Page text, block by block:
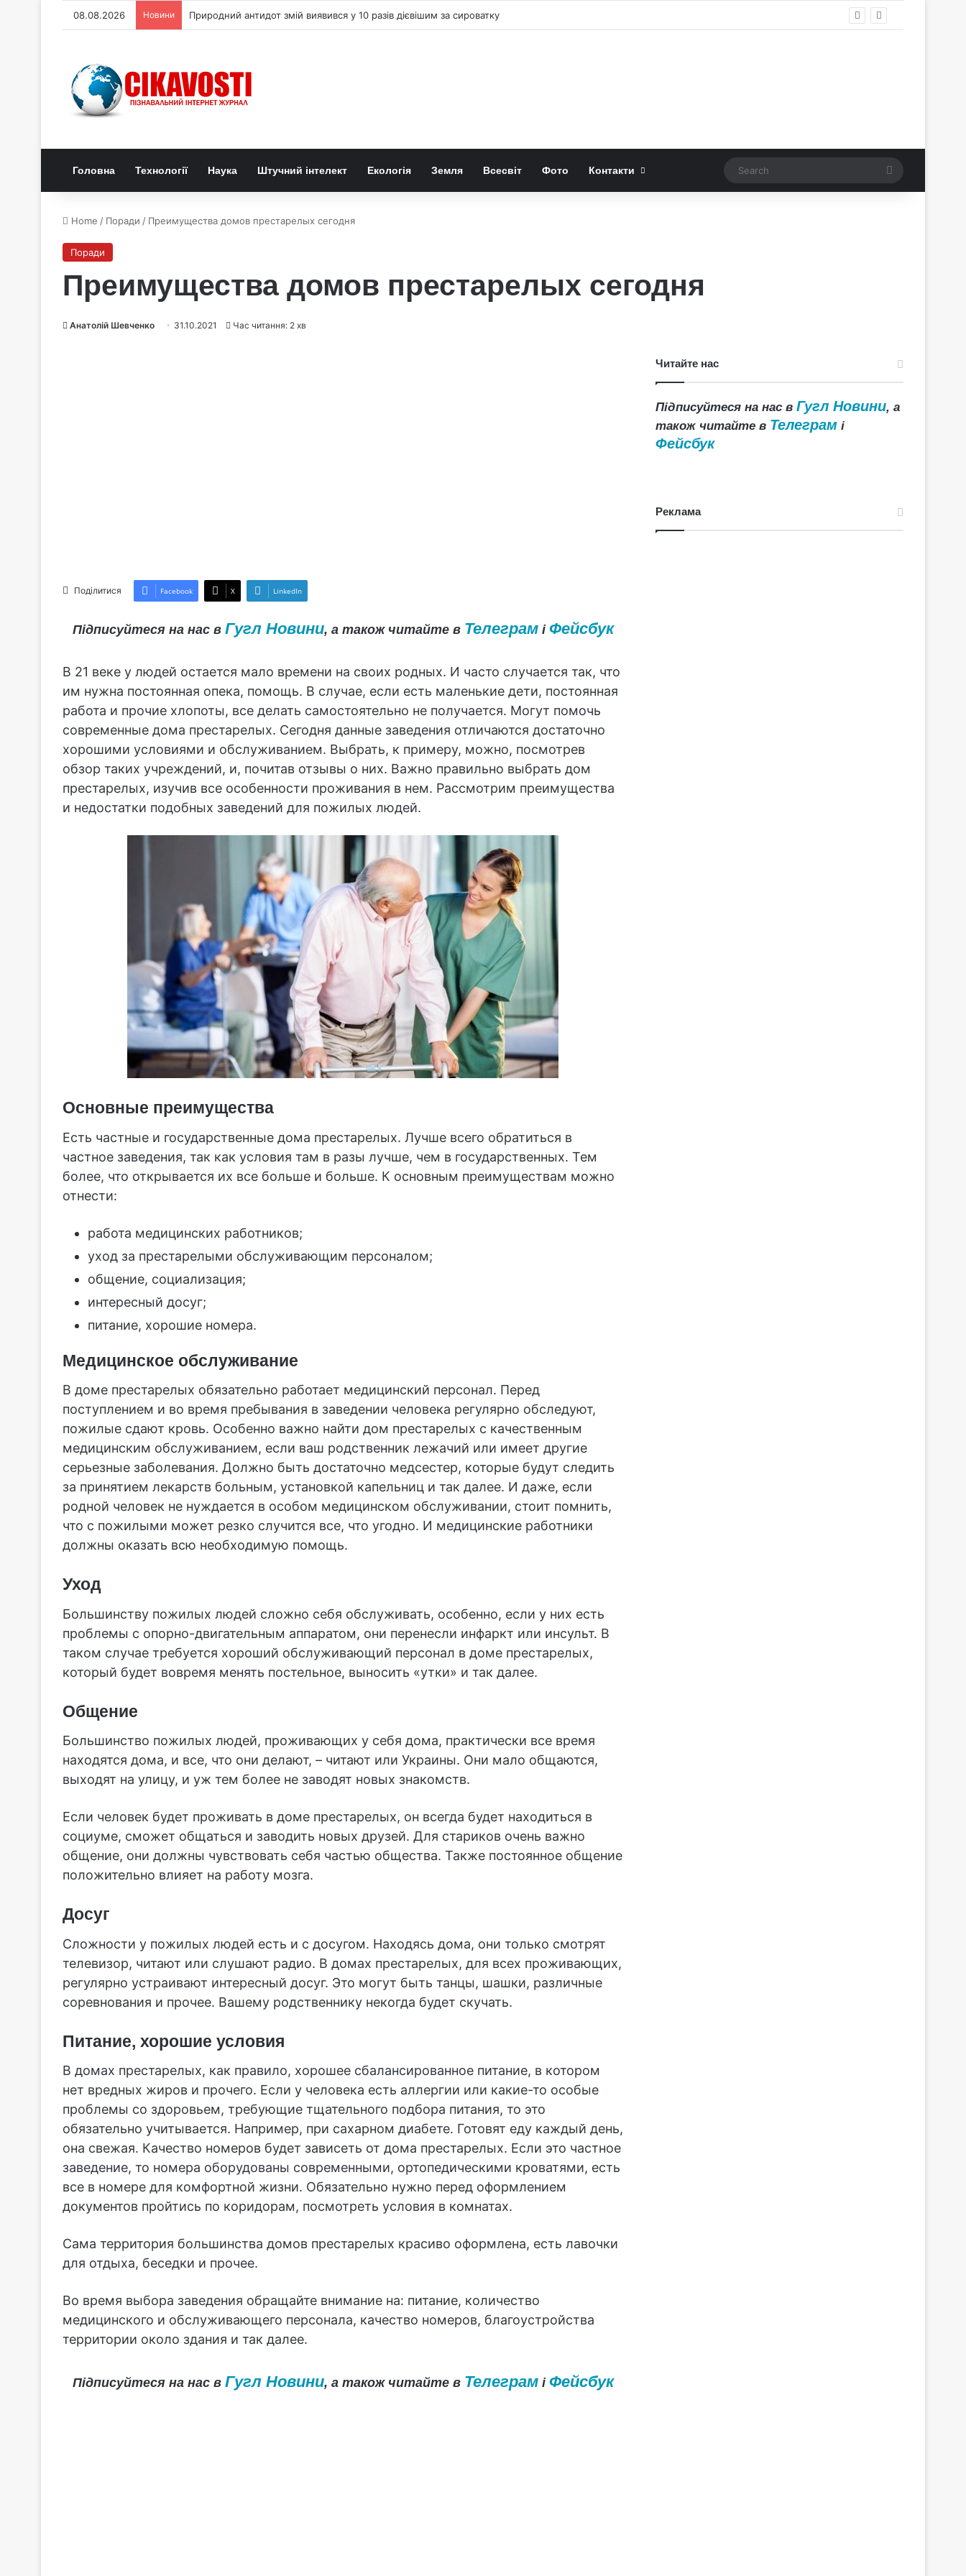
08.08.2026 Новини Природний антидот змій виявився у 10 разів дієвішим за сироватку
Головна Технології Наука Штучний інтелект Екологія Земля Всесвіт Фото Контакти Search
Home / Поради / Преимущества домов престарелых сегодня
Поради
Преимущества домов престарелых сегодня
Анатолій Шевченко 31.10.2021 Час читання: 2 хв
Поділитися Facebook X LinkedIn
Підписуйтеся на нас в Гугл Новини, а також читайте в Телеграмі Фейсбук
В 21 веке у людей остается мало времени на своих родных. И часто случается так, что
им нужна постоянная опека, помощь. В случае, если есть маленькие дети, постоянная
работа и прочие хлопоты, все делать самостоятельно не получается. Могут помочь
современные дома престарелых. Сегодня данные заведения отличаются достаточно
хорошими условиями и обслуживанием. Выбрать, к примеру, можно, посмотрев
обзор таких учреждений, и, почитав отзывы о них. Важно правильно выбрать дом
престарелых, изучив все особенности проживания в нем. Рассмотрим преимущества
и недостатки подобных заведений для пожилых людей.
Основные преимущества
Есть частные и государственные дома престарелых. Лучше всего обратиться в
частное заведения, так как условия там в разы лучше, чем в государственных. Тем
более, что открывается их все больше и больше. К основным преимуществам можно
отнести:
работа медицинских работников;
уход за престарелыми обслуживающим персоналом;
общение, социализация;
интересный досуг;
питание, хорошие номера.
Медицинское обслуживание
В доме престарелых обязательно работает медицинский персонал. Перед
поступлением и во время пребывания в заведении человека регулярно обследуют,
пожилые сдают кровь. Особенно важно найти дом престарелых с качественным
медицинским обслуживанием, если ваш родственник лежачий или имеет другие
серьезные заболевания. Должно быть достаточно медсестер, которые будут следить
за принятием лекарств больным, установкой капельниц и так далее. И даже, если
родной человек не нуждается в особом медицинском обслуживании, стоит помнить,
что с пожилыми может резко случится все, что угодно. И медицинские работники
должны оказать всю необходимую помощь.
Уход
Большинству пожилых людей сложно себя обслуживать, особенно, если у них есть
проблемы с опорно-двигательным аппаратом, они перенесли инфаркт или инсульт. В
таком случае требуется хороший обслуживающий персонал в доме престарелых,
который будет вовремя менять постельное, выносить «утки» и так далее.
Общение
Большинство пожилых людей, проживающих у себя дома, практически все время
находятся дома, и все, что они делают, – читают или Украины. Они мало общаются,
выходят на улицу, и уж тем более не заводят новых знакомств.
Если человек будет проживать в доме престарелых, он всегда будет находиться в
социуме, сможет общаться и заводить новых друзей. Для стариков очень важно
общение, они должны чувствовать себя частью общества. Также постоянное общение
положительно влияет на работу мозга.
Досуг
Сложности у пожилых людей есть и с досугом. Находясь дома, они только смотрят
телевизор, читают или слушают радио. В домах престарелых, для всех проживающих,
регулярно устраивают интересный досуг. Это могут быть танцы, шашки, различные
соревнования и прочее. Вашему родственнику некогда будет скучать.
Питание, хорошие условия
В домах престарелых, как правило, хорошее сбалансированное питание, в котором
нет вредных жиров и прочего. Если у человека есть аллергии или какие-то особые
проблемы со здоровьем, требующие тщательного подбора питания, то это
обязательно учитывается. Например, при сахарном диабете. Готовят еду каждый день,
она свежая. Качество номеров будет зависеть от дома престарелых. Если это частное
заведение, то номера оборудованы современными, ортопедическими кроватями, есть
все в номере для комфортной жизни. Обязательно нужно перед оформлением
документов пройтись по коридорам, посмотреть условия в комнатах.
Сама территория большинства домов престарелых красиво оформлена, есть лавочки
для отдыха, беседки и прочее.
Во время выбора заведения обращайте внимание на: питание, количество
медицинского и обслуживающего персонала, качество номеров, благоустройства
территории около здания и так далее.
Підписуйтеся на нас в Гугл Новини, а також читайте в Телеграмі Фейсбук
Читайте нас
Підписуйтеся на нас вГугл Новини, а
також читайте в Телеграм і
Фейсбук
Реклама